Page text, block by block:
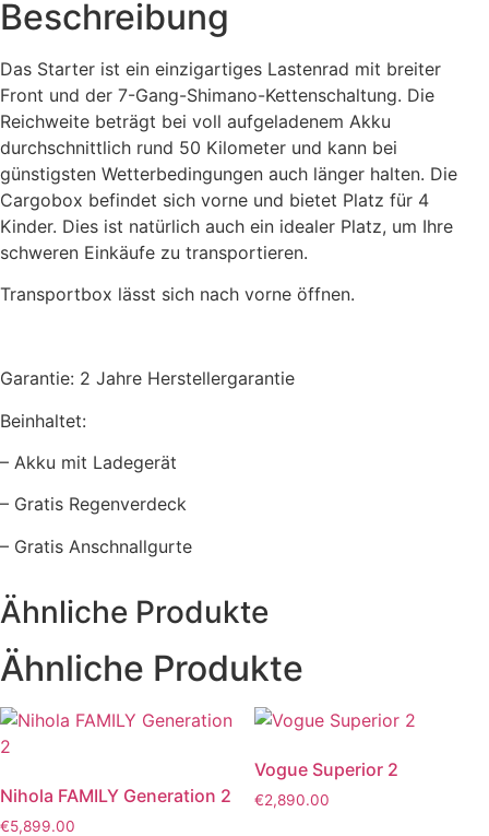
Beschreibung
Das Starter ist ein einzigartiges Lastenrad mit breiter
Front und der 7-Gang-Shimano-Kettenschaltung. Die
Reichweite beträgt bei voll aufgeladenem Akku
durchschnittlich rund 50 Kilometer und kann bei
günstigsten Wetterbedingungen auch länger halten. Die
Cargobox befindet sich vorne und bietet Platz für 4
Kinder. Dies ist natürlich auch ein idealer Platz, um Ihre
schweren Einkäufe zu transportieren.
Transportbox lässt sich nach vorne öffnen.
Garantie: 2 Jahre Herstellergarantie
Beinhaltet:
– Akku mit Ladegerät
– Gratis Regenverdeck
– Gratis Anschnallgurte
Ähnliche Produkte
Ähnliche Produkte
Nihola FAMILY Generation 2
€5,899.00
Vogue Superior 2
€2,890.00